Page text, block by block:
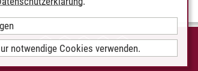
notwendige Cookies verwenden.